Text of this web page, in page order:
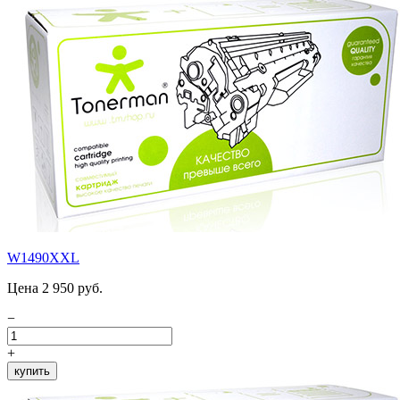
W1490XXL
Цена 2 950 руб.
−
+
купить